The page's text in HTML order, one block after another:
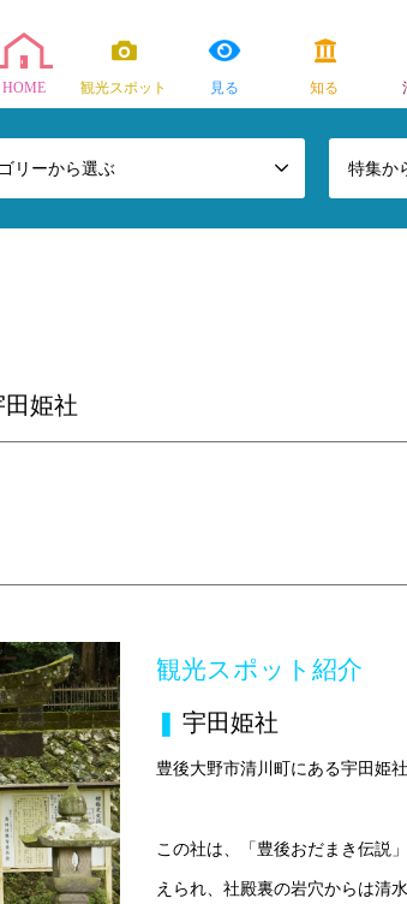
HOME 観光スポット 見る 知る
リーから選ぶ 特集か
姫社
観光スポット紹介
❚ 宇田姫社
豊後大野市清川町にある宇田姫
この社は、「豊後おだまき伝説
えられ、社殿裏の岩穴からは清